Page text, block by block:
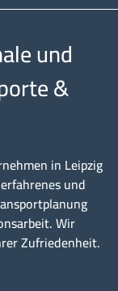
und
&
in Leipzig
und
Wir
Zufriedenheit.